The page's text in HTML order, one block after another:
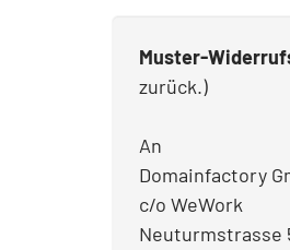
Muster-
zurück.)
An
Domainfactory
c/o WeWork
Neuturmstrasse